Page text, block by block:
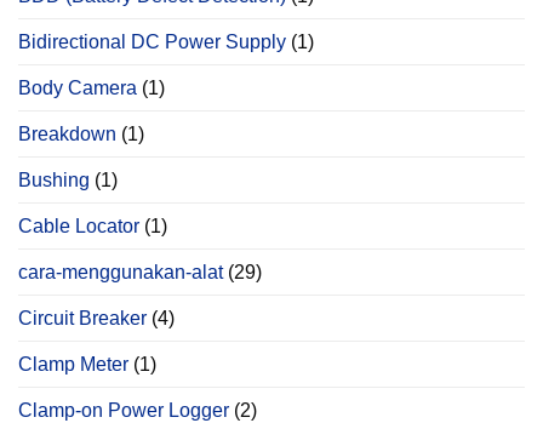
Bidirectional DC Power Supply (1)
Body Camera (1)
Breakdown (1)
Bushing (1)
Cable Locator (1)
cara-menggunakan-alat(29)
Circuit Breaker (4)
Clamp Meter (1)
Clamp-on Power Logger (2)